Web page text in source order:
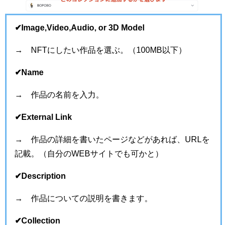
✔︎Image,Video,Audio, or 3D Model
→ NFTにしたい作品を選ぶ。（100MB以下）
✔︎Name
→ 作品の名前を入力。
✔︎External Link
→ 作品の詳細を書いたページなどがあれば、URLを
記載。（自分のWEBサイトでも可かと）
✔︎Description
→ 作品についての説明を書きます。
✔︎Collection